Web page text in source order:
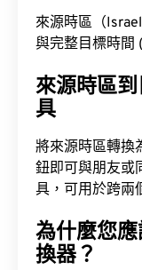
來源時區（
與完整目標時間
來源時區
具
將來源時區轉換
鈕即可與朋友或
具，可用於跨兩
為什麼您
換器？